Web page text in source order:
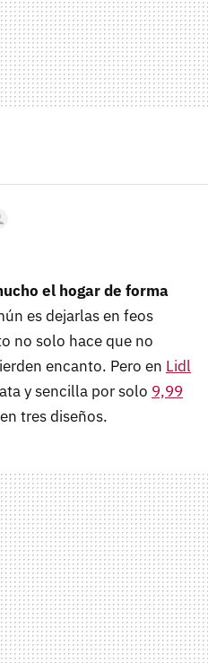
el hogar de forma
es dejarlas en feos
no solo hace que no
encanto. Pero en Lidl
y sencilla por solo 9,99
tres diseños.